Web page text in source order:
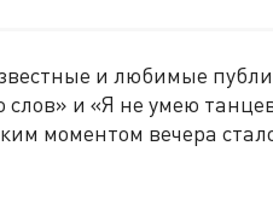
и любимые
и «Я не умею
моментом вечера